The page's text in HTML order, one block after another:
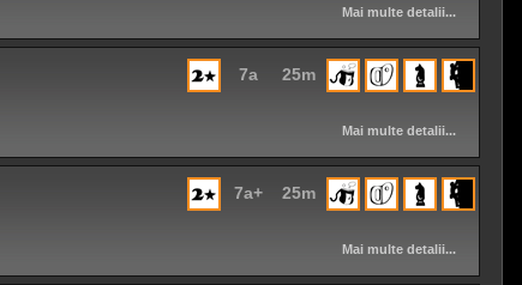
Mai multe detalii...
25m
7a
Mai multe detalii...
25m
7a+
Mai multe detalii...